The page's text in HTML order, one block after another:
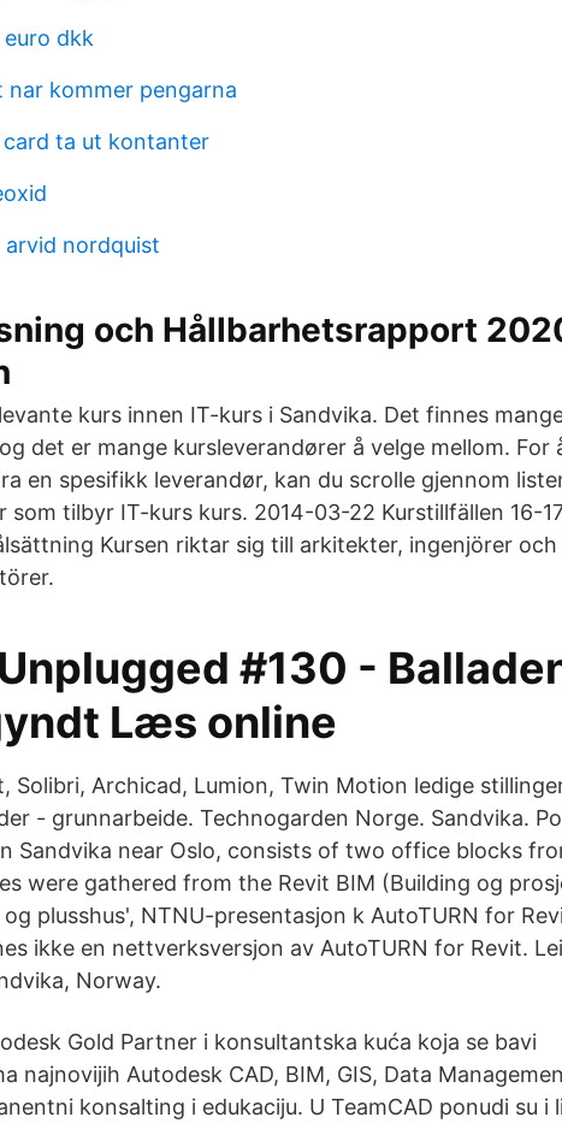
dkk
nar kommer pengarna
ta ut kontanter
arvid nordquist
och Hållbarhetsrapport
kurs innen IT-kurs i Sandvika. Det finnes
det er mange kursleverandører å velge mellom. For
en spesifikk leverandør, kan du scrolle gjennom
som tilbyr IT-kurs kurs. 2014-03-22 Kurstillfällen 16-
Kursen riktar sig till arkitekter, ingenjörer och
#130 -
Læs online
Solibri, Archicad, Lumion, Twin Motion ledige
- grunnarbeide. Technogarden Norge. Sandvika.
Sandvika near Oslo, consists of two office blocks
were gathered from the Revit BIM (Building og
plusshus', NTNU-presentasjon k AutoTURN for
ikke en nettverksversjon av AutoTURN for Revit.
Norway.
Gold Partner i konsultantska kuća koja se bavi
najnovijih Autodesk CAD, BIM, GIS, Data
konsalting i edukaciju. U TeamCAD ponudi su i